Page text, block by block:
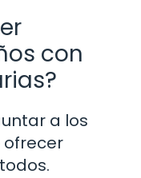
con
a los
ofrecer